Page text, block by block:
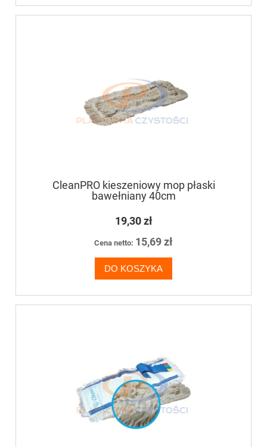
CleanPRO kieszeniowy mop płaski
bawełniany 40cm
19,30 zł
Cena netto: 15,69 zł
DO KOSZYKA